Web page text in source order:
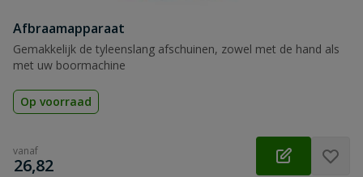
Afbraamapparaat
Gemakkelijk de tyleenslang afschuinen, zowel met de hand als
met uw boormachine
Op voorraad
vanaf
€
26,82